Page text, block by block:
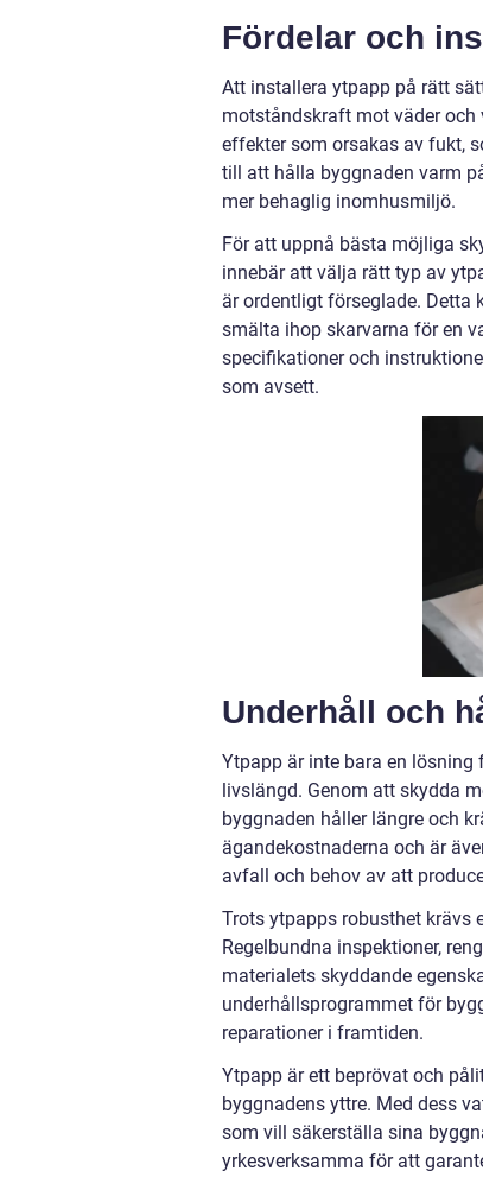
Fördelar och
Att installera ytpapp på rätt
motståndskraft mot väder och
effekter som orsakas av fukt,
till att hålla byggnaden varm
mer behaglig inomhusmiljö.
För att uppnå bästa möjliga
innebär att välja rätt typ av
är ordentligt förseglade.
smälta ihop skarvarna för en
specifikationer och
som avsett.
Underhåll och
Ytpapp är inte bara en
livslängd. Genom att skydda
byggnaden håller längre och
ägandekostnaderna och är
avfall och behov av att
Trots ytpapps robusthet krävs
Regelbundna inspektioner,
materialets skyddande
underhållsprogrammet för
reparationer i framtiden.
Ytpapp är ett beprövat och
byggnadens yttre. Med dess
som vill säkerställa sina
yrkesverksamma för att